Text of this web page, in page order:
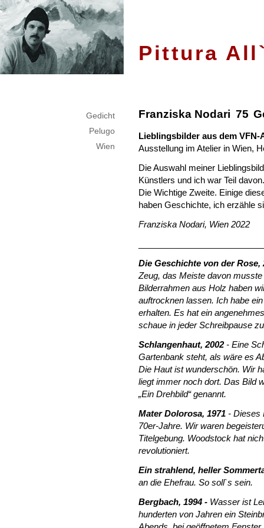
Pittura
Franziska Nodari 75
Gedicht
Pelugo
Wien
Lieblingsbilder aus dem VFN-
Ausstellung im Atelier in Wien,
Die Auswahl meiner
Künstlers und ich war Teil davon.
Die Wichtige Zweite. Einige
haben Geschichte, ich erzähle
Franziska Nodari, Wien 2022
Die Geschichte von der Rose,
Zeug, das Meiste davon
Bilderrahmen aus Holz haben
auftrocknen lassen. Ich habe
erhalten. Es hat ein
schaue in jeder Schreibpause
Schlangenhaut, 2002- Eine
Gartenbank steht, als wäre es
Die Haut ist wunderschön. Wir
liegt immer noch dort. Das Bild
„Ein Drehbild“ genannt.
Mater Dolorosa, 1971 - Dieses
70er-Jahre. Wir waren
Titelgebung. Woodstock hat
revolutioniert.
Ein strahlend, heller
an die Ehefrau. So soll`s sein.
Bergbach, 1994 - Wasser ist
hunderten von Jahren ein